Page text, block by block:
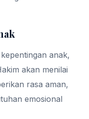
anak,
akan menilai
rasa aman,
emosional